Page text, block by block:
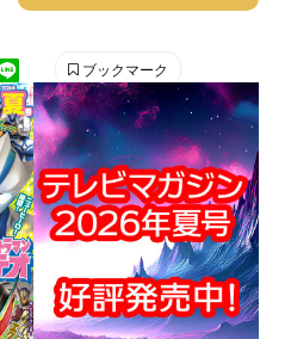
ブックマーク